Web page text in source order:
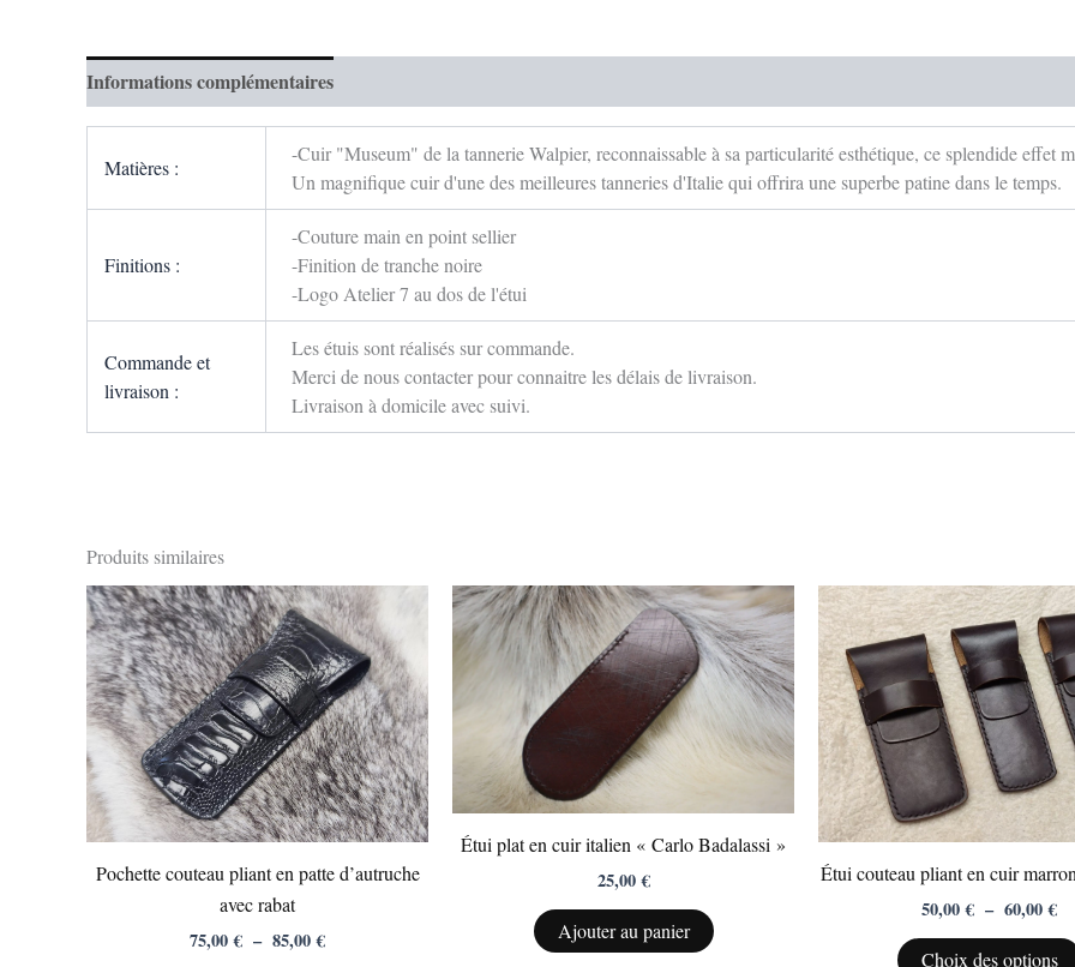
Informations complémentaires
Matières :
-Cuir "Museum" de la tannerie Walpier, reconnaissable à sa particularité esthétique, ce splendide effet
Un magnifique cuir d'une des meilleures tanneries d'Italie qui offrira une superbe patine dans le temps.
Finitions :
-Couture main en point sellier
-Finition de tranche noire
-Logo Atelier 7 au dos de l'étui
Commande et
livraison :
Les étuis sont réalisés sur commande.
Merci de nous contacter pour connaitre les délais de livraison.
Livraison à domicile avec suivi.
Produits similaires
Pochette couteau pliant en patte d’autruche
avec rabat
75,00€ – 85,00€
Plage
de
prix :
75,00 €
à
85,00 €
Ce
produit
a
plusieurs
variations.
Les
options
peuvent
être
choisies
Étui plat en cuir italien « Carlo Badalassi »
25,00€
Ajouter au panier
Étui couteau pliant en cuir
50,00€ – 60,00€
de
à
Choix des options